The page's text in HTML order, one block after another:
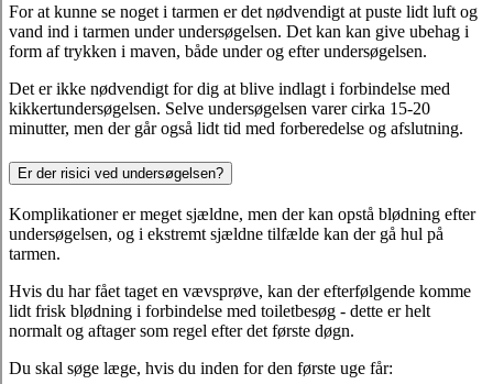
For at kunne se noget i tarmen er det nødvendigt at puste lidt luft og
vand ind i tarmen under undersøgelsen. Det kan kan give ubehag i
form af trykken i maven, både under og efter undersøgelsen.
Det er ikke nødvendigt for dig at blive indlagt i forbindelse med
kikkertundersøgelsen. Selve undersøgelsen varer cirka 15-20
minutter, men der går også lidt tid med forberedelse og afslutning.
Er der risici ved undersøgelsen?
Komplikationer er meget sjældne, men der kan opstå blødning efter
undersøgelsen, og i ekstremt sjældne tilfælde kan der gå hul på
tarmen.
Hvis du har fået taget en vævsprøve, kan der efterfølgende komme
lidt frisk blødning i forbindelse med toiletbesøg - dette er helt
normalt og aftager som regel efter det første døgn.
Du skal søge læge, hvis du inden for den første uge får: